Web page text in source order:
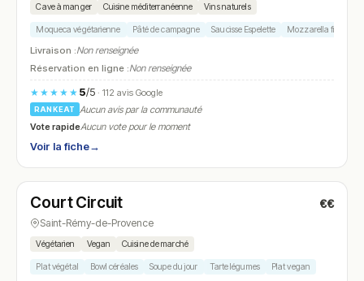
Cave à manger Cuisine méditerranéenne Vins naturels
Moqueca végétarienne Pâté de campagne Saucisse Espelette Mozzarella figues
Livraison :Non renseignée
Réservation en ligne :Non renseignée
★★★★★ 5/5· 112 avis Google
RANKEAT
Aucun avis par la communauté
Vote rapideAucun vote pour le moment
Voir la fiche→
N° 13
Court Circuit €€
Saint-Rémy-de-Provence
Végétarien Vegan Cuisine de marché
Plat végétal Bowl céréales Soupe du jour Tarte légumes Plat vegan